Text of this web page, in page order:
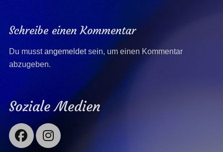
Schreibe einen Kommentar
Du musstangemeldetsein, um einen Kommentar
abzugeben.
Soziale Medien
Facebook
Instagram